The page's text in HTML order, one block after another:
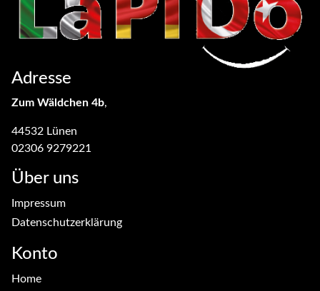
Adresse
Zum Wäldchen 4b,
44532 Lünen
02306 9279221
Über uns
Impressum
Datenschutzerklärung
Konto
Home